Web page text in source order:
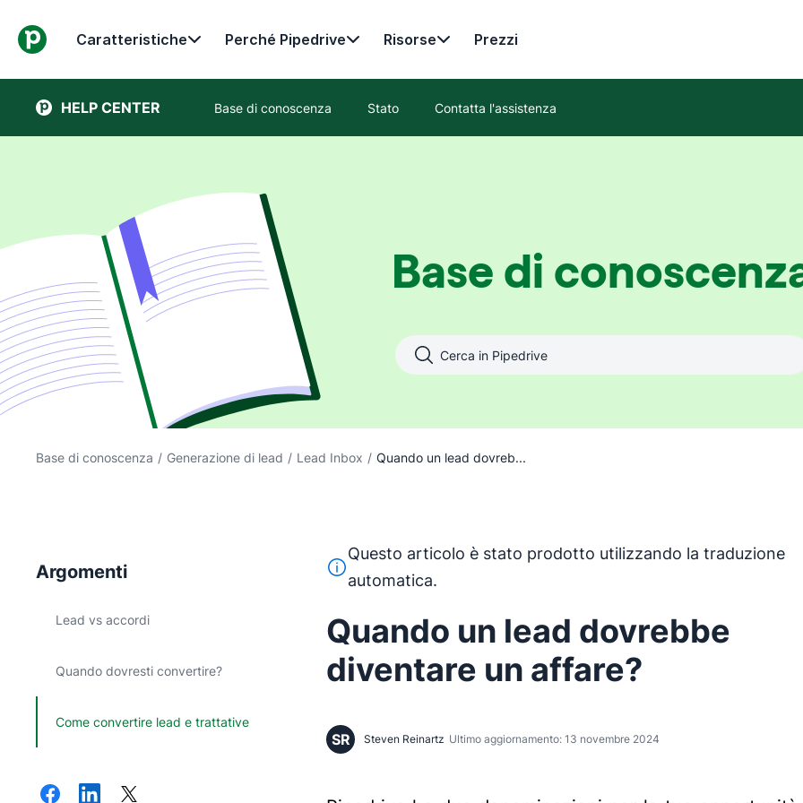
Caratteristiche Perché Pipedrive Risorse Prezzi
HELP CENTER Base di conoscenza Stato Contatta l'assistenza
Base di
Base di conoscenza / Generazione di lead / Lead Inbox / Quando un lead dovreb...
Argomenti
Lead vs accordi
Quando dovresti convertire?
Come convertire lead e trattative
Questo testo è stato tradotto dall'inglese utilizzando uno strumento
Questo articolo è stato prodotto utilizzando la traduzione
automatica.
Quando un lead dovrebbe
diventare un affare?
SR Steven Reinartz Ultimo aggiornamento: 13 novembre 2024